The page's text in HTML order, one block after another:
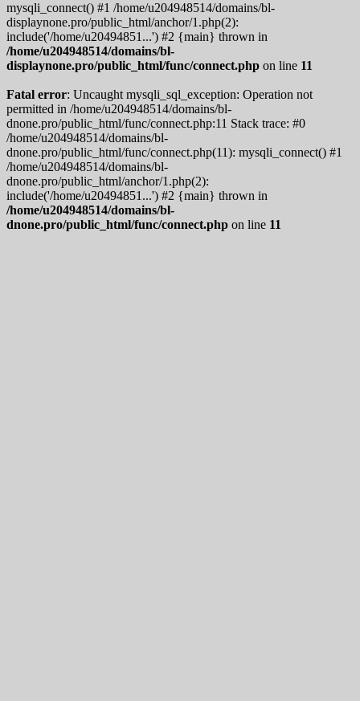
mysqli_connect() #1 /home/u204948514/domains/bl-
displaynone.pro/public_html/anchor/1.php(2):
include('/home/u20494851...') #2 {main} thrown in
/home/u204948514/domains/bl-
displaynone.pro/public_html/func/connect.php on line 11
Fatal error: Uncaught mysqli_sql_exception: Operation not
permitted in /home/u204948514/domains/bl-
dnone.pro/public_html/func/connect.php:11 Stack trace: #0
/home/u204948514/domains/bl-
dnone.pro/public_html/func/connect.php(11): mysqli_connect() #1
/home/u204948514/domains/bl-
dnone.pro/public_html/anchor/1.php(2):
include('/home/u20494851...') #2 {main} thrown in
/home/u204948514/domains/bl-
dnone.pro/public_html/func/connect.php on line 11